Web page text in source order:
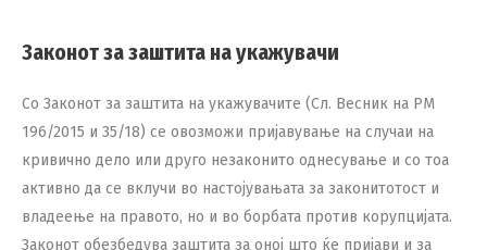
Законот за заштита на укажувачи
Со Законот за заштита на укажувачите (Сл. Весник на РМ
196/2015 и 35/18) се овозможи пријавување на случаи на
кривично дело или друго незаконито однесување и со тоа
активно да се вклучи во настојувањата за законитотост и
владеење на правото, но и во борбата против корупцијата.
Законот обезбедува заштита за оној што ќе пријави и за